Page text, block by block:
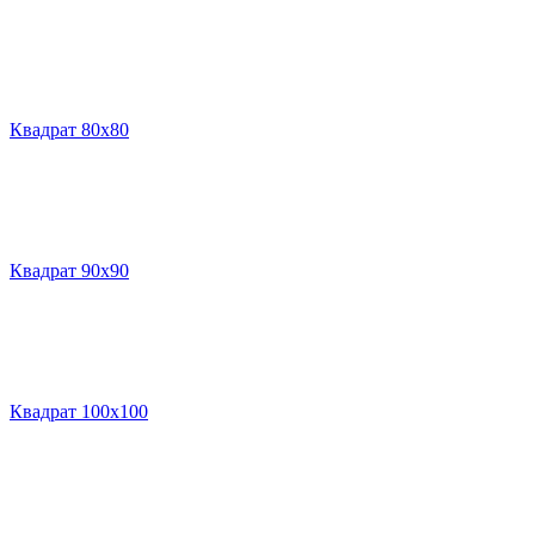
Квадрат 80х80
Квадрат 90х90
Квадрат 100х100